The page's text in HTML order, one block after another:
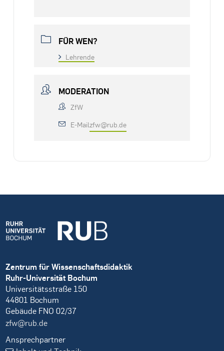
FÜR WEN?
Lehrende
MODERATION
ZfW
E-Mailzfw@rub.de
Zentrum für Wissenschaftsdidaktik
Ruhr-Universität Bochum
Universitätsstraße 150
44801 Bochum
Gebäude FNO 02/37
zfw@rub.de
Ansprechpartner